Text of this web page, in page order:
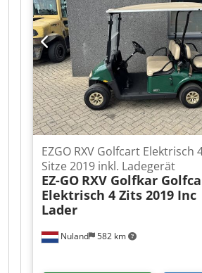
Nuland 582 km
EZGO RXV Golfcart Elektrisch
Sitze 2019 inkl. Ladegerät
EZ-GO RXV Golfkar
Elektrisch 4 Zits 2019 Inc
Lader